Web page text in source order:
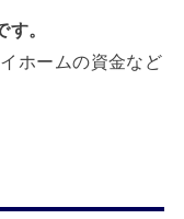
。
ホームの資金など